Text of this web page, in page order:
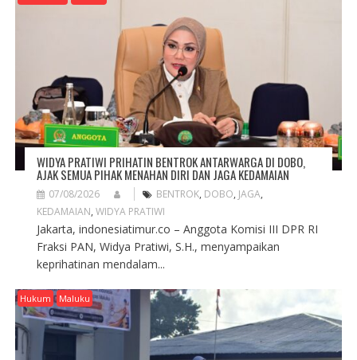
T
WIDYA PRATIWI PRIHATIN BENTROK ANTARWARGA DI DOBO,
AJAK SEMUA PIHAK MENAHAN DIRI DAN JAGA KEDAMAIAN
07/08/2026 BENTROK, DOBO, JAGA,
KEDAMAIAN, WIDYA PRATIWI
Jakarta, indonesiatimur.co – Anggota Komisi III DPR RI
Fraksi PAN, Widya Pratiwi, S.H., menyampaikan
keprihatinan mendalam...
Hukum Maluku